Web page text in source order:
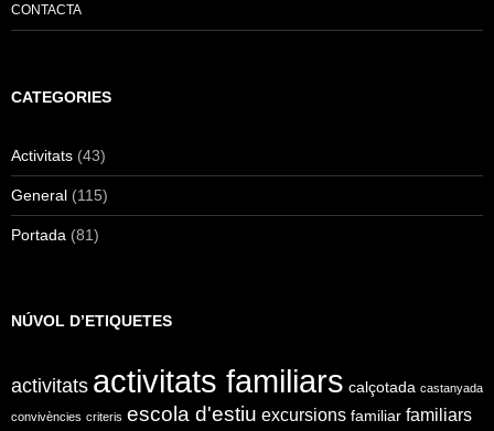
CONTACTA
CATEGORIES
Activitats (43)
General (115)
Portada (81)
NÚVOL D’ETIQUETES
activitats activitats familiars calçotada castanyada
convivències criteris escola d'estiu excursions familiar familiars